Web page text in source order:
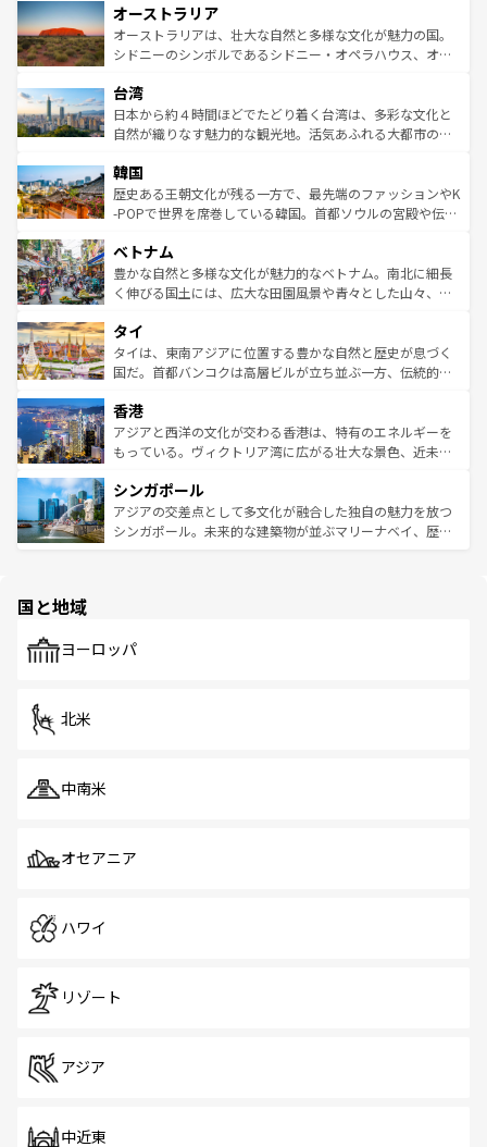
部のニューオーリンズでは、音楽と美食が融合した独特の
文化が魅力。旅行者はアメリカの各地域で異なる魅力を楽
しみながら、その多様性と豊かな歴史を感じることができ
ならではの贅沢な旅のスタイルだ。 なお、新着のアメリカ
情報はコンテンツ一覧を参照してほしい。
ワイ島は見逃せない。また、定番の観光地といえばオアフ
島だが、静かな自然を求めるならマウイ島やカウアイ島が
おすすめ。エメラルドグリーンに輝く海をはじめ、豊かな
れるおもてなしの心で訪れる人々を迎えてくれるハワイの
人々、おいしいローカルフードやハワイアンミュージッ
ク、伝統的なフラダンスなど、すべてがハワイの魅力を彩
ワイを、存分に味わってほしい。 なお、新着のハワイ情報
はコンテンツ一覧を参照してほしい。
オーストラリア
オーストラリアは、壮大な自然と多様な文化が魅力の国。
シドニーのシンボルであるシドニー・オペラハウス、オー
リアリーフや大陸中央部にそびえるウルル（エアーズロッ
ク）、タスマニアの美しい原生林やケアンズの熱帯雨林な
ど、見どころがたくさん。また、カフェやワイン、オージ
いる。アクティビティも充実しており、サーフィンやダイ
ビング、ハイキングなど、アウトドア好きにはたまらな
い。オーストラリアの多彩な魅力を存分に味わいつくそ
参照してほしい。
台湾
日本から約４時間ほどでたどり着く台湾は、多彩な文化と
自然が織りなす魅力的な観光地。活気あふれる大都市の台
ン）、静ひつな山岳地帯である台湾東部など、都市の喧騒
と山間の静けさが共存しており、訪れる人に新しい発見と
驚きをもたらしてくれる。また、奥深い台湾の食文化も魅
容にもいいと評判のスイーツなど、バラエティ豊かな料理
が味わえる。 なお、新着の台湾情報は コンテンツ一覧を参
照してほしい。
韓国
歴史ある王朝文化が残る一方で、最先端のファッションやK
-POPで世界を席巻している韓国。首都ソウルの宮殿や伝統
き、地方に足を延ばせば四季折々の自然美を楽しむことが
できる。そして、キムチや焼肉、絶品のストリートフード
まで、さまざまな韓国料理が待っている。夜には、韓国な
リティに包まれながら、韓国の多彩な魅力を心ゆくまで味
わってみてほしい。 なお、新着の韓国情報はコンテンツ一
覧を参照してほしい。
ベトナム
豊かな自然と多様な文化が魅力的なベトナム。南北に細長
く伸びる国土には、広大な田園風景や青々とした山々、世
急速な発展と共に伝統が息づく。ハノイの古い町並みやホ
ーチミン市のフランス統治時代の建物も、独特の雰囲気を
醸し出している。また、バラエティの豊かさとおいしさで
とつ。フォーやバインミー、ベトナムコーヒーなどは、ぜ
ひ現地で味わいたい。どの地域を訪れてもあたたかい人々
が旅行者を迎えてくれるので、きっと忘れられない旅にな
参照してほしい。
タイ
タイは、東南アジアに位置する豊かな自然と歴史が息づく
国だ。首都バンコクは高層ビルが立ち並ぶ一方、伝統的な
の活気が交差している。北部ではチェンマイなどの山岳地
帯で自然と触れ合い、南部ではプーケットやクラビの美し
いビーチでリゾート気分を楽しむことができる。タイ料理
激する。気候は一年中温暖で、どの季節にも異なる楽しみ
が待っている。親しみやすいタイの人々、仏教を中心とし
た文化、そして多様な観光資源が、訪れる旅人を魅了し続
香港
アジアと西洋の文化が交わる香港は、特有のエネルギーを
もっている。ヴィクトリア湾に広がる壮大な景色、近未来
み、どこを訪れても感動するはず。観光スポットが密集し
ており、効率よく見どころを回れるのも魅力。息をのむよ
うな絶景から文化的な体験まで、香港を存分に楽しみ尽く
シンガポール
アジアの交差点として多文化が融合した独自の魅力を放つ
シンガポール。未来的な建築物が並ぶマリーナベイ、歴史
で、ホーカーズは地元の風情を楽しめる外せないスポット
国と地域
ヨーロッパ
北米
中南米
オセアニア
ハワイ
リゾート
アジア
中近東